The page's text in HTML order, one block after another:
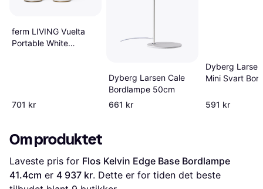
ferm LIVING Vuelta
Portable White
701 kr
Dyberg Larsen Cale
Bordlampe 50cm
661 kr
Dyberg Larsen
Mini Svart
591 kr
Om produktet
Laveste pris for Flos Kelvin Edge Base Bordlampe
41.4cm er 4 937 kr. Dette er for tiden det beste